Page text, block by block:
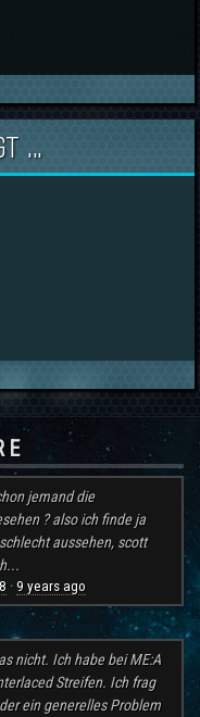
...
jemand die
? also ich finde ja
aussehen, scott
· 9 years ago
nicht. Ich habe bei ME:A
Streifen. Ich frag
ein generelles Problem